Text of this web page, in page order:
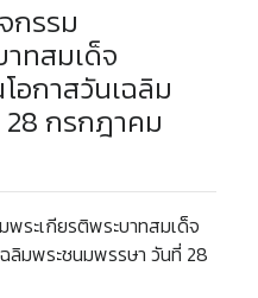
กรรม
าทสมเด็จ
อกาสวันเฉลิม
กรกฎาคม
ระเกียรติพระบาทสมเด็จ
ลิมพระชนมพรรษา วันที่ 28